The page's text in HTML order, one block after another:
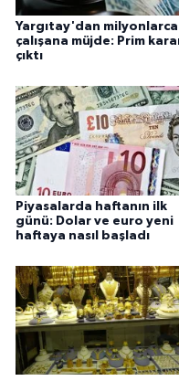
Yargıtay'dan milyonlarca
çalışana müjde: Prim
çıktı
Piyasalarda haftanın ilk
günü: Dolar ve euro yeni
haftaya nasıl başladı